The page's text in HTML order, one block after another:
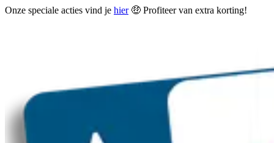
Onze speciale acties vind je hier🤑 Profiteer van extra korting!